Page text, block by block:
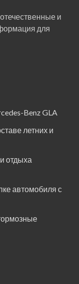
и
для
Benz GLA
летних и
отдыха
автомобиля с